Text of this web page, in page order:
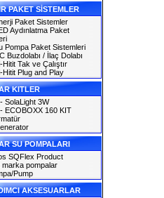
PAKET SİSTEMLER
Paket Sistemler
Aydınlatma Paket
Pompa Paket Sistemleri
Buzdolabı / İlaç Dolabı
Tak ve Çalıştır
Hitit Plug and Play
KITLER
SolaLight 3W
ECOBOXX 160 KIT
SU POMPALARI
SQFlex Product
marka pompalar
Pump
AKSESUARLAR